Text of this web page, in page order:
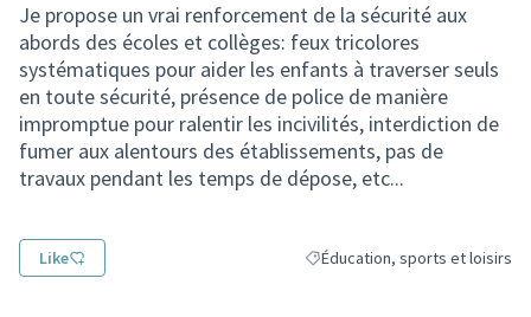
Je propose un vrai renforcement de la sécurité aux
abords des écoles et collèges: feux tricolores
systématiques pour aider les enfants à traverser seuls
en toute sécurité, présence de police de manière
impromptue pour ralentir les incivilités, interdiction de
fumer aux alentours des établissements, pas de
travaux pendant les temps de dépose, etc...
Like Filtrer les résultats de la
Éducation, sports et loisirs